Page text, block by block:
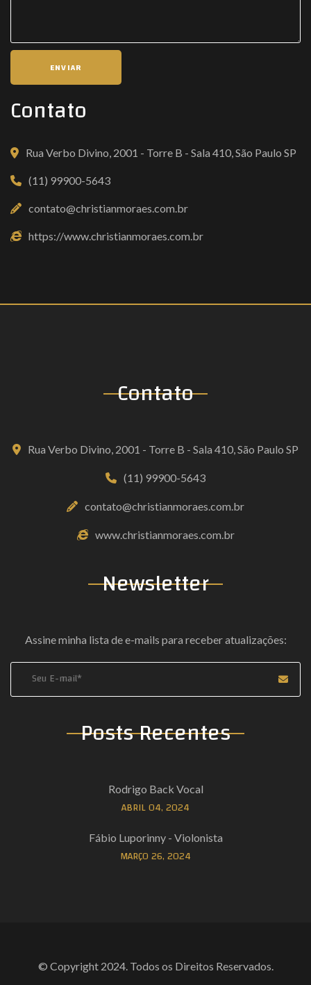
ENVIAR
Contato
Rua Verbo Divino, 2001 - Torre B - Sala 410, São Paulo SP
(11) 99900-5643
contato@christianmoraes.com.br
https://www.christianmoraes.com.br
Contato
Rua Verbo Divino, 2001 - Torre B - Sala 410, São Paulo SP
(11) 99900-5643
contato@christianmoraes.com.br
www.christianmoraes.com.br
Newsletter
Assine minha lista de e-mails para receber atualizações:
Posts Recentes
Rodrigo Back Vocal
ABRIL 04, 2024
Fábio Luporinny - Violonista
MARÇO 26, 2024
© Copyright 2024. Todos os Direitos Reservados.